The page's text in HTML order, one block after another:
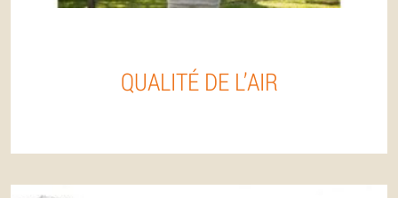
QUALITÉ DE L’AIR